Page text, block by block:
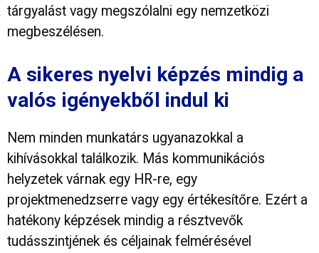
tárgyalást vagy megszólalni egy nemzetközi
megbeszélésen.
A sikeres nyelvi képzés mindig a
valós igényekből indul ki
Nem minden munkatárs ugyanazokkal a
kihívásokkal találkozik. Más kommunikációs
helyzetek várnak egy HR-re, egy
projektmenedzserre vagy egy értékesítőre. Ezért a
hatékony képzések mindig a résztvevők
tudásszintjének és céljainak felmérésével